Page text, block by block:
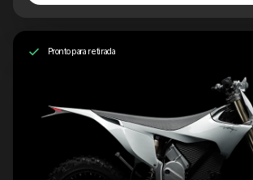
Pronto para retirada